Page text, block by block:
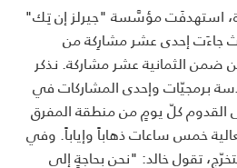
استهدفَت مؤسَّسة "جيرلز إن تِك"
جاءَت إحدى عشر مشارِكة من
ضمن الثمانية عشر مشاركة. نذكر
برمجيّات وإحدى المشاركات في
القدوم كلّ يومٍ من منطقة المفرق
خمس ساعات ذهاباً وإياباً. وفي
تقول خالد: "نحن بحاجةٍ إلى